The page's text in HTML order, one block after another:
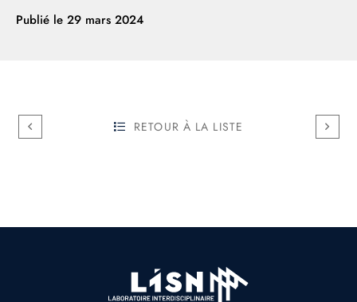
Publié le 29 mars 2024
RETOUR À LA LISTE